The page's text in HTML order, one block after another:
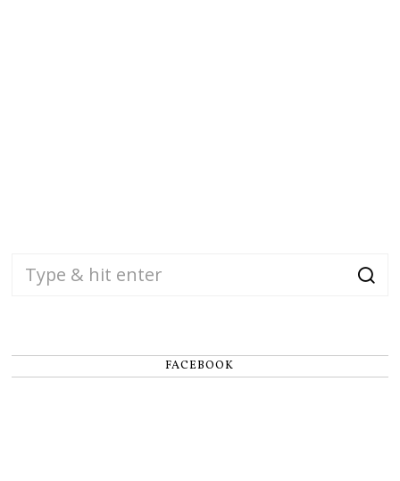
FACEBOOK